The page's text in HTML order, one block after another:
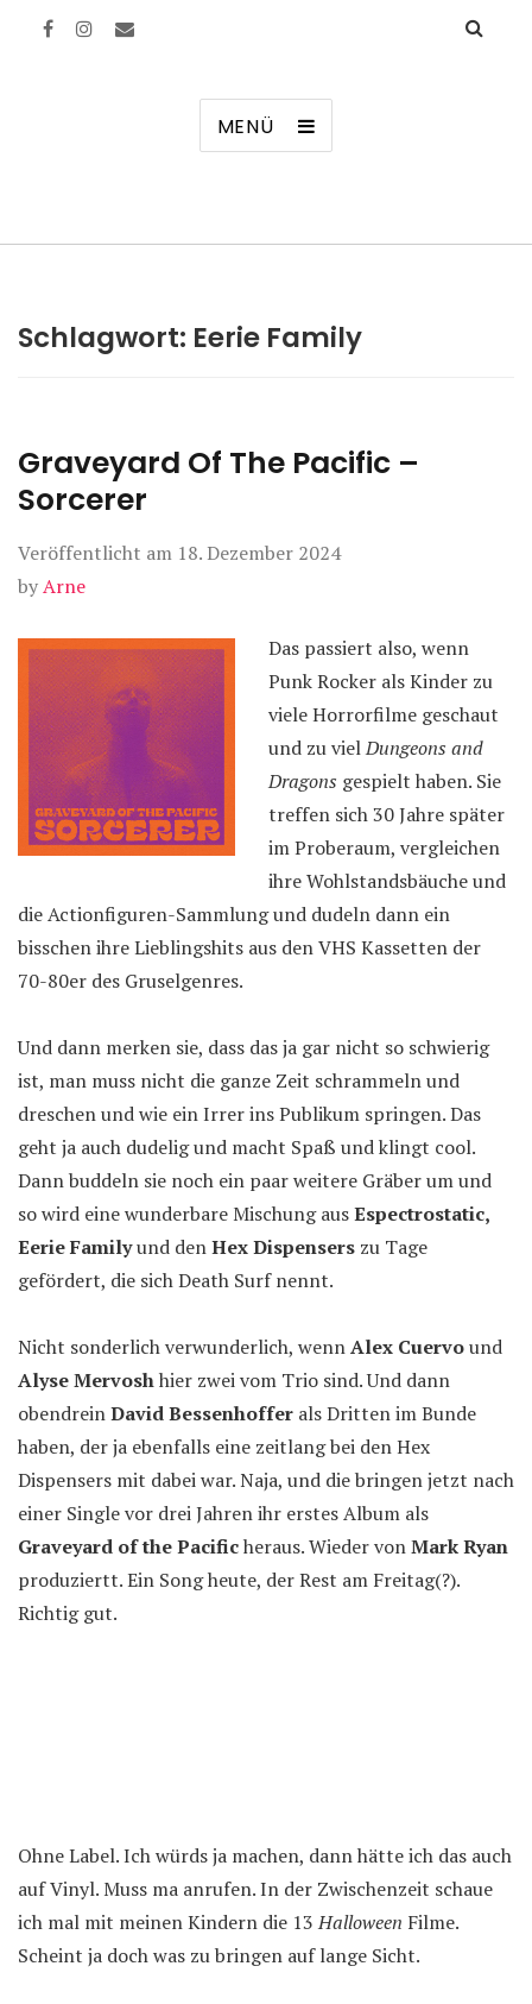
MENÜ
Schlagwort: Eerie Family
Graveyard Of The Pacific –
Sorcerer
Veröffentlicht am 18. Dezember 2024
byArne
Das passiert also, wenn
Punk Rocker als Kinder zu
viele Horrorfilme geschaut
und zu vielDungeons and
Dragons gespielt haben. Sie
treffen sich 30 Jahre später
im Proberaum, vergleichen
ihre Wohlstandsbäuche und
die Actionfiguren-Sammlung und dudeln dann ein
bisschen ihre Lieblingshits aus den VHS Kassetten der
70-80er des Gruselgenres.
Und dann merken sie, dass das ja gar nicht so schwierig
ist, man muss nicht die ganze Zeit schrammeln und
dreschen und wie ein Irrer ins Publikum springen. Das
geht ja auch dudelig und macht Spaß und klingt cool.
Dann buddeln sie noch ein paar weitere Gräber um und
so wird eine wunderbare Mischung ausEspectrostatic,
Eerie Familyund denHex Dispensers zu Tage
gefördert, die sich Death Surf nennt.
Nicht sonderlich verwunderlich, wennAlex Cuervound
Alyse Mervoshhier zwei vom Trio sind. Und dann
obendreinDavid Bessenhoffer als Dritten im Bunde
haben, der ja ebenfalls eine zeitlang bei den Hex
Dispensers mit dabei war. Naja, und die bringen jetzt nach
einer Single vor drei Jahren ihr erstes Album als
Graveyard of the Pacificheraus. Wieder vonMark Ryan
produziertt. Ein Song heute, der Rest am Freitag(?).
Richtig gut.
Ohne Label. Ich würds ja machen, dann hätte ich das auch
auf Vinyl. Muss ma anrufen. In der Zwischenzeit schaue
ich mal mit meinen Kindern die 13Halloween Filme.
Scheint ja doch was zu bringen auf lange Sicht.